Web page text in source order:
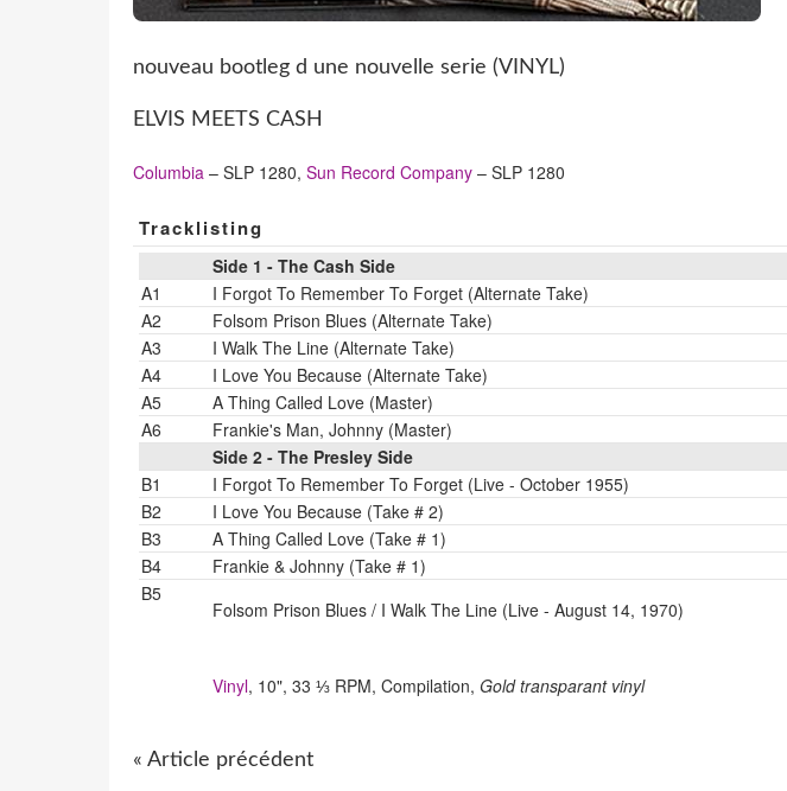
nouveau bootleg d une nouvelle serie (VINYL)
ELVIS MEETS CASH
Columbia ‎– SLP 1280, Sun Record Company ‎– SLP 1280
Tracklisting
Side 1 - The Cash Side
A1
I Forgot To Remember To Forget (Alternate Take)
A2
Folsom Prison Blues (Alternate Take)
A3
I Walk The Line (Alternate Take)
A4
I Love You Because (Alternate Take)
A5
A Thing Called Love (Master)
A6
Frankie's Man, Johnny (Master)
Side 2 - The Presley Side
B1
I Forgot To Remember To Forget (Live - October 1955)
B2
I Love You Because (Take # 2)
B3
A Thing Called Love (Take # 1)
B4
Frankie & Johnny (Take # 1)
B5
Folsom Prison Blues / I Walk The Line (Live - August 14, 1970)
Vinyl, 10", 33 ⅓ RPM, Compilation, Gold transparant vinyl
« Article précédent